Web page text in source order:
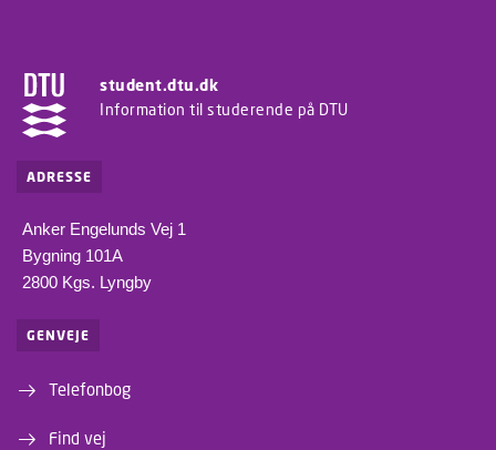
student.dtu.dk
Information til studerende på DTU
ADRESSE
Anker Engelunds Vej 1
Bygning 101A
2800 Kgs. Lyngby
GENVEJE
Telefonbog
Find vej